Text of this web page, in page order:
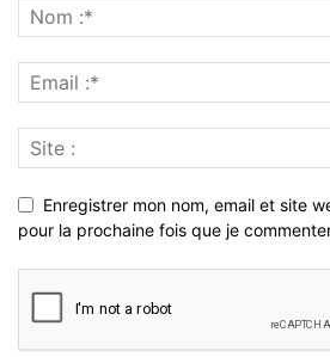
Enregistrer mon nom, email et site
pour la prochaine fois que je